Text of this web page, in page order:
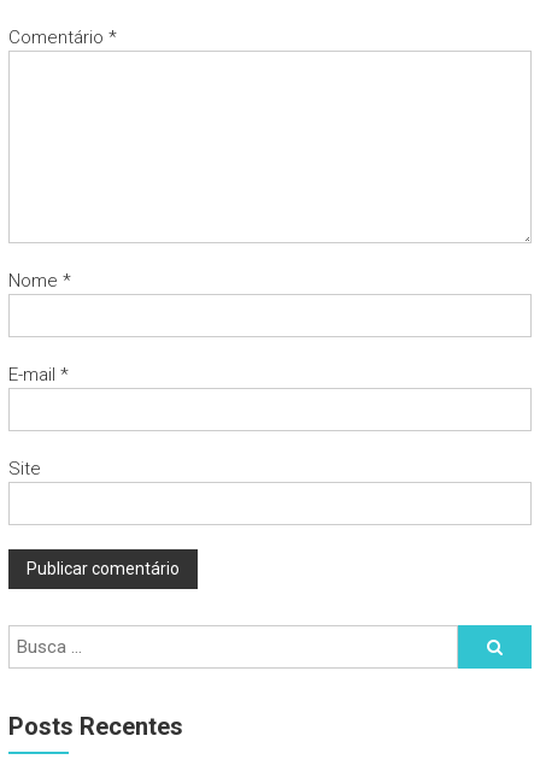
Comentário *
Nome *
E-mail *
Site
Posts Recentes